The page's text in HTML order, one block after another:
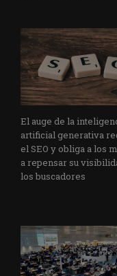
El auge de la
artificial generativa
el SEO y obliga a los
a repensar su
los buscadores